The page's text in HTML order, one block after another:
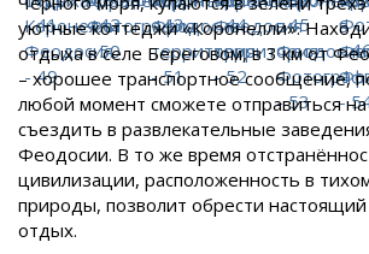
уютные коттеджи «Коронелли».
отдыха в селе Береговом, в 3 км от
– хорошее транспортное сообщение,
любой момент сможете отправиться на
съездить в развлекательные
Феодосии. В то же время
цивилизации, расположенность в
природы, позволит обрести настоящий
отдых.